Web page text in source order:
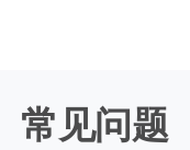
常见问题